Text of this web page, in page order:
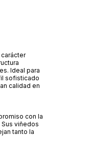
Ideal para
sofisticado
calidad en
con la
viñedos
tanto la